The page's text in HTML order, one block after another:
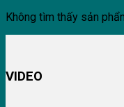
Không tìm thấy sản
VIDEO